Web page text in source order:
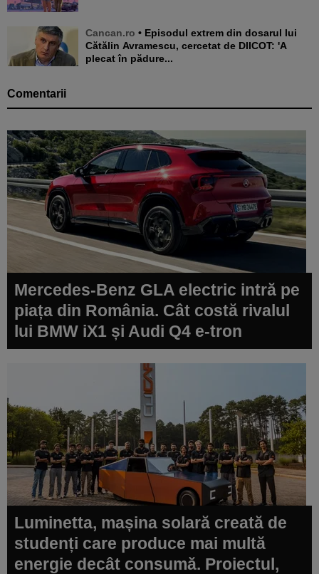
Cancan.ro • Episodul extrem din dosarul lui
Cătălin Avramescu, cercetat de DIICOT: 'A
plecat în pădure...
Comentarii
Mercedes-Benz GLA electric intră pe
piața din România. Cât costă rivalul
lui BMW iX1 și Audi Q4 e-tron
Luminetta, mașina solară creată de
studenți care produce mai multă
energie decât consumă. Proiectul,